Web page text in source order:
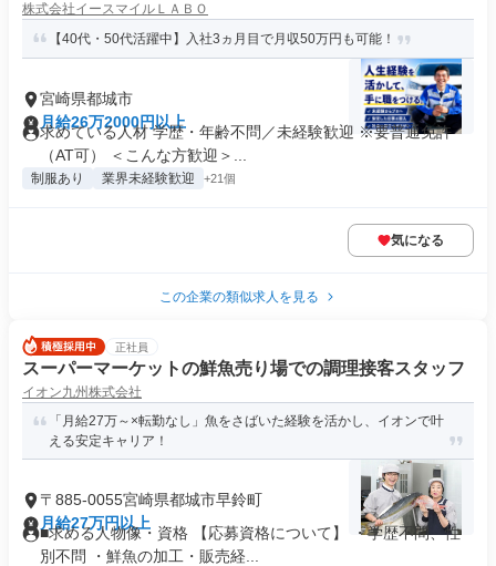
株式会社イースマイルＬＡＢＯ
【40代・50代活躍中】入社3ヵ月目で月収50万円も可能！
宮崎県都城市
月給26万2000円以上
求めている人材 学歴・年齢不問／未経験歓迎 ※要普通免許
（AT可） ＜こんな方歓迎＞...
制服あり 業界未経験歓迎 +21個
気になる
この企業の類似求人を見る
正社員
スーパーマーケットの鮮魚売り場での調理接客スタッフ
イオン九州株式会社
「月給27万～×転勤なし」魚をさばいた経験を活かし、イオンで叶
える安定キャリア！
〒885-0055宮崎県都城市早鈴町
月給27万円以上
■求める人物像・資格 【応募資格について】 ・学歴不問、性
別不問 ・鮮魚の加工・販売経...